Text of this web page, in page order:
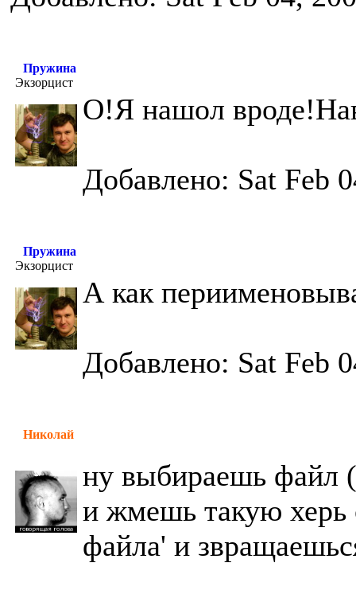
Пружина
Экзорцист
О!Я нашол
Добавлено: Sat Feb
Пружина
Экзорцист
А как
Добавлено: Sat Feb
Николай
ну выбираешь файл
и жмешь такую херь
файла' и